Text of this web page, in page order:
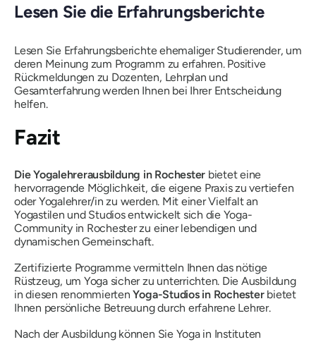
Lesen Sie die Erfahrungsberichte
Lesen Sie Erfahrungsberichte ehemaliger Studierender, um
deren Meinung zum Programm zu erfahren. Positive
Rückmeldungen zu Dozenten, Lehrplan und
Gesamterfahrung werden Ihnen bei Ihrer Entscheidung
helfen.
Fazit
Die Yogalehrerausbildung in Rochester bietet eine
hervorragende Möglichkeit, die eigene Praxis zu vertiefen
oder Yogalehrer/in zu werden. Mit einer Vielfalt an
Yogastilen und Studios entwickelt sich die Yoga-
Community in Rochester zu einer lebendigen und
dynamischen Gemeinschaft.
Zertifizierte Programme vermitteln Ihnen das nötige
Rüstzeug, um Yoga sicher zu unterrichten. Die Ausbildung
in diesen renommiertenYoga-Studios in Rochesterbietet
Ihnen persönliche Betreuung durch erfahrene Lehrer.
Nach der Ausbildung können Sie Yoga in Instituten